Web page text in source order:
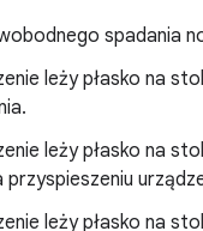
spadania
leży płasko na
leży płasko na
leży płasko na